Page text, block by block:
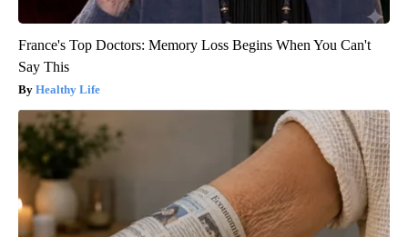
France's Top Doctors: Memory Loss Begins When You Can't
Say This
Healthy Life